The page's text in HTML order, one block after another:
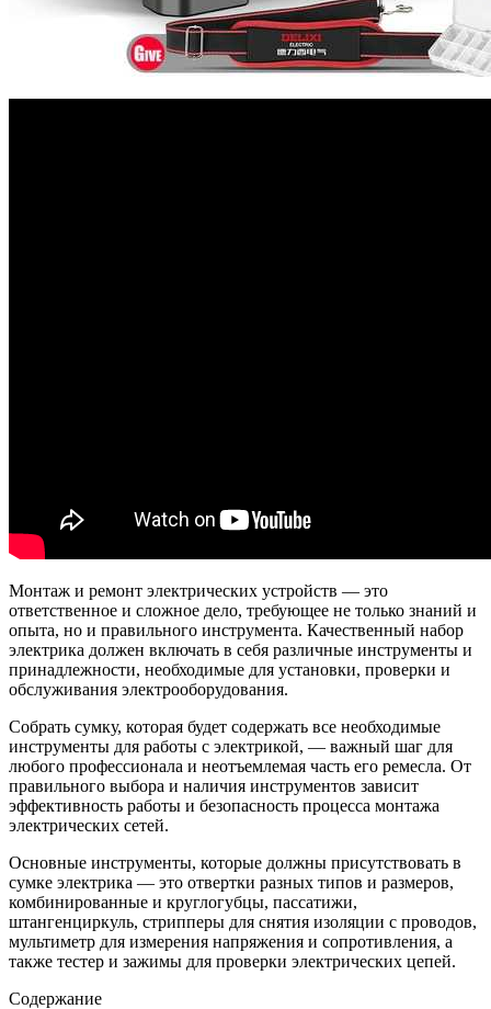
Монтаж и ремонт электрических устройств — это
ответственное и сложное дело, требующее не только знаний и
опыта, но и правильного инструмента. Качественный набор
электрика должен включать в себя различные инструменты и
принадлежности, необходимые для установки, проверки и
обслуживания электрооборудования.
Собрать сумку, которая будет содержать все необходимые
инструменты для работы с электрикой, — важный шаг для
любого профессионала и неотъемлемая часть его ремесла. От
правильного выбора и наличия инструментов зависит
эффективность работы и безопасность процесса монтажа
электрических сетей.
Основные инструменты, которые должны присутствовать в
сумке электрика — это отвертки разных типов и размеров,
комбинированные и круглогубцы, пассатижи,
штангенциркуль, стрипперы для снятия изоляции с проводов,
мультиметр для измерения напряжения и сопротивления, а
также тестер и зажимы для проверки электрических цепей.
Содержание